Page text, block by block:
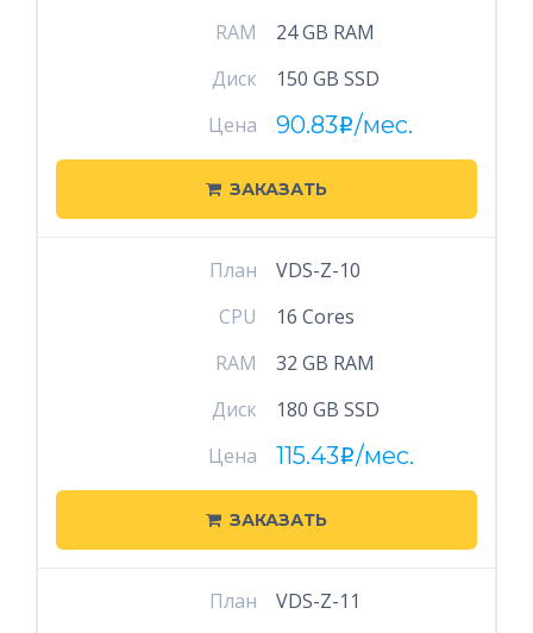
RAM
24 GB RAM
Диск
150 GB SSD
Цена
90.83i/мес.
ЗАКАЗАТЬ
План
VDS-Z-10
CPU
16 Cores
RAM
32 GB RAM
Диск
180 GB SSD
Цена
115.43i/мес.
ЗАКАЗАТЬ
План
VDS-Z-11